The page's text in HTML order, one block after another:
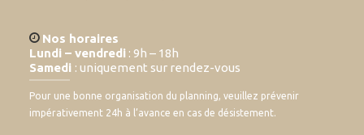
Nos horaires
Lundi – vendredi : 9h – 18h
Samedi : uniquement sur rendez-vous
Pour une bonne organisation du planning, veuillez prévenir
impérativement 24h à l’avance en cas de désistement.